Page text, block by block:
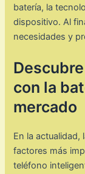
batería, la
dispositivo. Al
necesidades y
con la
mercado
En la actualidad,
factores más
teléfono